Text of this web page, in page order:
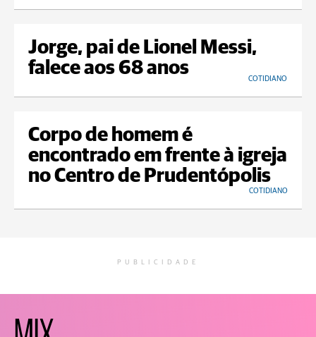
Jorge, pai de Lionel Messi,
falece aos 68 anos
COTIDIANO
Corpo de homem é
encontrado em frente à igreja
no Centro de Prudentópolis
COTIDIANO
PUBLICIDADE